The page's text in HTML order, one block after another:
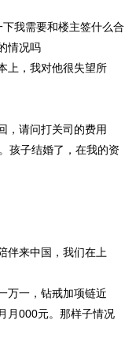
我需要和楼主签什么合
情况吗
上，我对他很失望所
，请问打关司的费用
孩子结婚了，在我的资
伴来中国，我们在上
万一，钻戒加项链近
月000元。那样子情况